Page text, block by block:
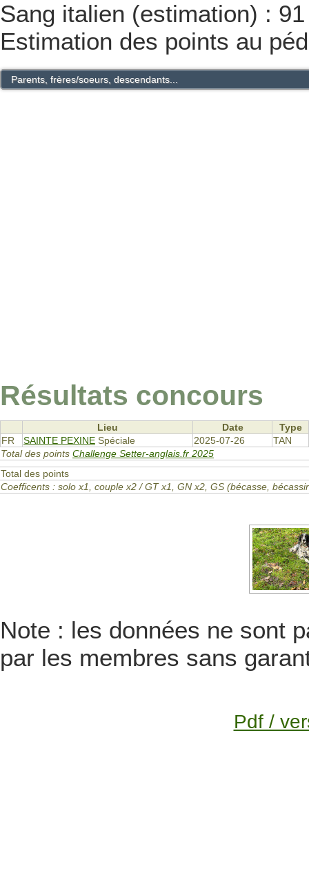
Sang italien (estimation) :
Estimation des points au
Parents, frères/soeurs, descendants...
Résultats concours
Lieu Date
Type
FR
SAINTE PEXINE Spéciale 2025-07-26
TAN
Total des points Challenge Setter-anglais.fr 2025
Total des points
Coefficents : solo x1, couple x2 / GT x1, GN x2, GS (bécasse,
Note : les données ne sont
par les membres sans
Pdf /